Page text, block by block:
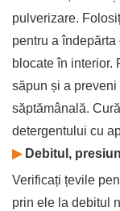
pulverizare.
pentru a
blocate în interior.
săpun și a
săptămânală.
detergentului cu
▶Debitul,
Verificați țevile
prin ele la debitul